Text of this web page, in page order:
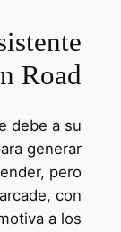
Road
debe a su
generar
pero
con
a los